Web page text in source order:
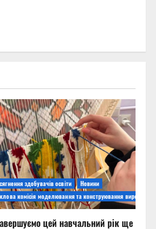
здобувачів освіти
Новини
комісія моделювання та конструювання виробів
цей навчальний рік ще